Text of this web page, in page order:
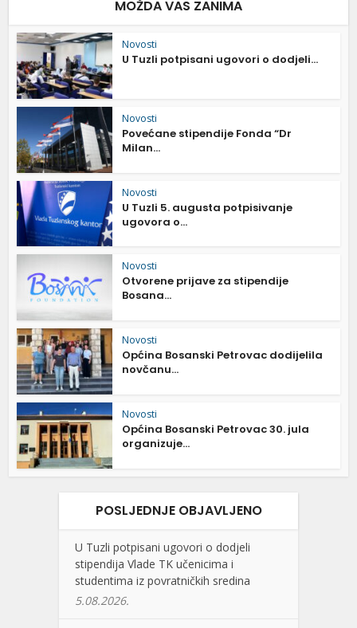
MOŽDA VAS ZANIMA
Novosti
U Tuzli potpisani ugovori o dodjeli...
Novosti
Povećane stipendije Fonda “Dr
Milan...
Novosti
U Tuzli 5. augusta potpisivanje
ugovora o...
Novosti
Otvorene prijave za stipendije
Bosana...
Novosti
Općina Bosanski Petrovac dodijelila
novčanu...
Novosti
Općina Bosanski Petrovac 30. jula
organizuje...
POSLJEDNJE OBJAVLJENO
U Tuzli potpisani ugovori o dodjeli
stipendija Vlade TK učenicima i
studentima iz povratničkih sredina
5.08.2026.